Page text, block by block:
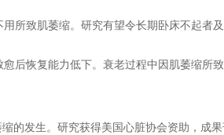
所致肌萎缩。研究有望令长期卧床不起者
后恢复能力低下。衰老过程中因肌萎缩所
的发生。研究获得美国心脏协会资助，成